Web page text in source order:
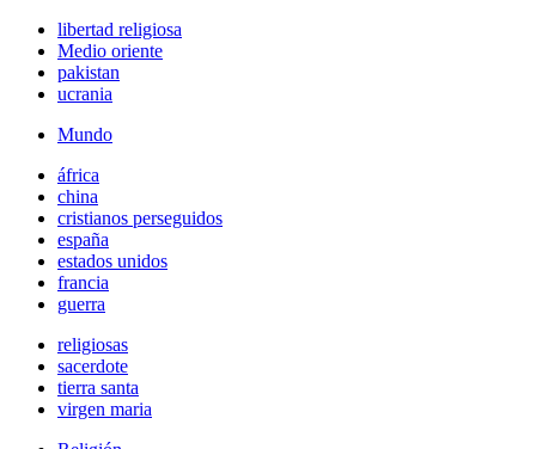
libertad religiosa
Medio oriente
pakistan
ucrania
Mundo
áfrica
china
cristianos perseguidos
españa
estados unidos
francia
guerra
religiosas
sacerdote
tierra santa
virgen maria